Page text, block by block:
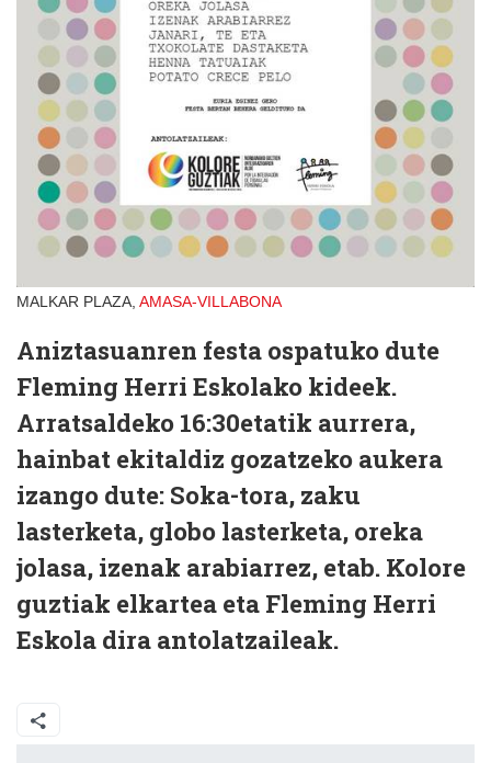
MALKAR PLAZA, AMASA-VILLABONA
Aniztasuanren festa ospatuko dute
Fleming Herri Eskolako kideek.
Arratsaldeko 16:30etatik aurrera,
hainbat ekitaldiz gozatzeko aukera
izango dute: Soka-tora, zaku
lasterketa, globo lasterketa, oreka
jolasa, izenak arabiarrez, etab. Kolore
guztiak elkartea eta Fleming Herri
Eskola dira antolatzaileak.